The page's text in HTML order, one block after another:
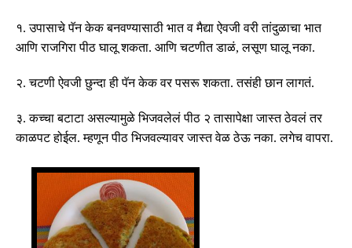
१.उपासाचे पॅन केक बनवण्यासाठी भात व मैद्या ऐवजी वरी तांदुळाचा भात
आणि राजगिरा पीठ घालू शकता. आणि चटणीत डाळं,लसूण घालू नका.
२.चटणी ऐवजी छुन्दा ही पॅन केक वर पसरू शकता.तसंही छान लागतं.
३.कच्चा बटाटा असल्यामुळे भिजवलेलं पीठ २ तासापेक्षा जास्त ठेवलं तर
काळपट होईल.म्हणून पीठ भिजवल्यावर जास्त वेळ ठेऊ नका.लगेच वापरा.